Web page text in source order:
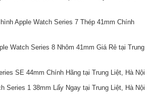
Apple Watch Series 7 Thép 41mm Chính
Watch Series 8 Nhôm 41mm Giá Rẻ tại Trung
SE 44mm Chính Hãng tại Trung Liệt, Hà Nội
Series 1 38mm Lấy Ngay tại Trung Liệt, Hà Nội